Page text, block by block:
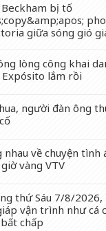
Beckham bị tố
giữa sóng gió
lòng công khai
lắm rồi
người đàn ông
về chuyện tình
vàng VTV
thứ Sáu 7/8/2026,
vận trình như cá
chấp